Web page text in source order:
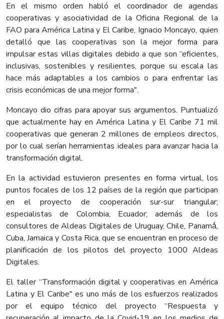
En el mismo orden habló el coordinador de agendas
cooperativas y asociatividad de la Oficina Regional de la
FAO para América Latina y El Caribe, Ignacio Moncayo, quien
detalló que las cooperativas son la mejor forma para
impulsar estas villas digitales debido a que son “eficientes,
inclusivas, sostenibles y resilientes, porque su escala las
hace más adaptables a los cambios o para enfrentar las
crisis económicas de una mejor forma".
Moncayo dio cifras para apoyar sus argumentos. Puntualizó
que actualmente hay en América Latina y El Caribe 71 mil
cooperativas que generan 2 millones de empleos directos,
por lo cual serían herramientas ideales para avanzar hacia la
transformación digital.
En la actividad estuvieron presentes en forma virtual, los
puntos focales de los 12 países de la región que participan
en el proyecto de cooperación sur-sur triangular;
especialistas de Colombia, Ecuador; además de los
consultores de Aldeas Digitales de Uruguay, Chile, Panamá́,
Cuba, Jamaica y Costa Rica, que se encuentran en proceso de
planificación de los pilotos del proyecto 1000 Aldeas
Digitales.
El taller “Transformación digital y cooperativas en América
Latina y El Caribe" es uno más de los esfuerzos realizados
por el equipo técnico del proyecto “Respuesta y